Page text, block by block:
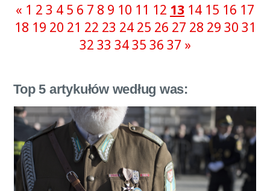
« 1 2 3 4 5 6 7 8 9 10 11 12 13(current)
14 15 16 17
18 19 20 21 22 23 24 25 26 27 28 29 30 31
32 33 3435 36 37 »
Top 5 artykułów według was: